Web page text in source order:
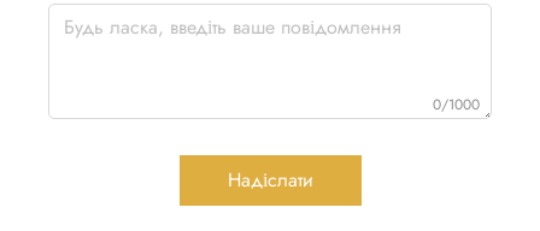
0/1000
Надіслати